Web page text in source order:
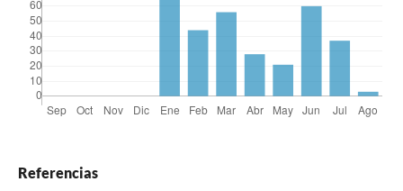
Referencias